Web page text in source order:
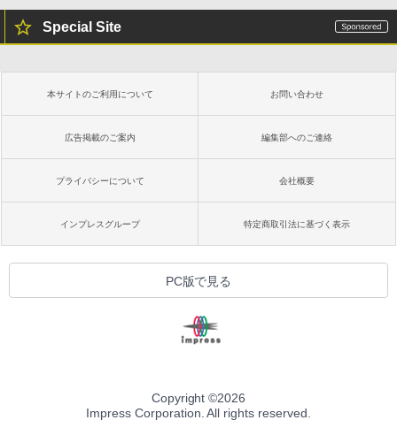
Special Site
本サイトのご利用について お問い合わせ
広告掲載のご案内 編集部へのご連絡
プライバシーについて 会社概要
インプレスグループ 特定商取引法に基づく表示
PC版で見る
Copyright ©2026
Impress Corporation. All rights reserved.